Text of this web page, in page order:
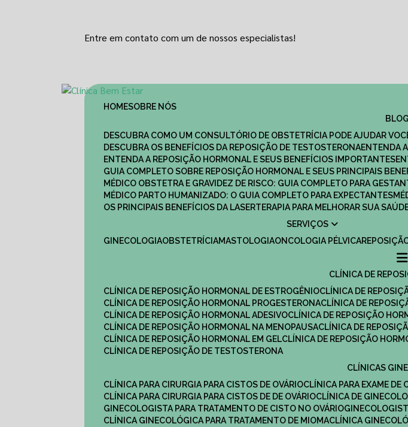
Entre em contato com um de nossos especialistas!
HOME
SOBRE NÓS
BLOG
DESCUBRA COMO UM CONSULTÓRIO DE OBSTETRÍCIA PODE AJUDAR
DESCUBRA OS BENEFÍCIOS DA REPOSIÇÃO DE TESTOSTERONA
ENTENDA
ENTENDA A REPOSIÇÃO HORMONAL E SEUS BENEFÍCIOS IMPORTANTES
GUIA COMPLETO SOBRE REPOSIÇÃO HORMONAL E SEUS PRINCIPAIS
MÉDICO OBSTETRA E GRAVIDEZ DE RISCO: GUIA COMPLETO PARA
MÉDICO PARTO HUMANIZADO: O GUIA COMPLETO PARA EXPECTANTES
OS PRINCIPAIS BENEFÍCIOS DA LASERTERAPIA PARA MELHORAR SUA
SERVIÇOS
GINECOLOGIA
OBSTETRÍCIA MASTOLOGIA ONCOLOGIA PÉLVICA
CLÍNICA DE
CLÍNICA DE REPOSIÇÃO HORMONAL DE ESTROGÊNIO
CLÍNICA DE
CLÍNICA DE REPOSIÇÃO HORMONAL PROGESTERONA
CLÍNICA DE
CLÍNICA DE REPOSIÇÃO HORMONAL ADESIVO
CLÍNICA DE REPOSIÇÃO
CLÍNICA DE REPOSIÇÃO HORMONAL NA MENOPAUSA
CLÍNICA DE
CLÍNICA DE REPOSIÇÃO HORMONAL EM GEL
CLÍNICA DE REPOSIÇÃO
CLÍNICA DE REPOSIÇÃO DE TESTOSTERONA
CLÍNICAS
CLÍNICA PARA CIRURGIA PARA CISTOS DE OVÁRIO
CLÍNICA PARA EXAME
CLÍNICA PARA CIRURGIA PARA CISTOS DE DE OVÁRIO
CLÍNICA DE
GINECOLOGISTA PARA TRATAMENTO DE CISTO NO OVÁRIO
CLÍNICA GINECOLÓGICA PARA TRATAMENTO DE MIOMA
CLÍNICA